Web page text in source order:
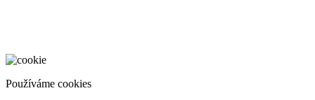
Používáme cookies